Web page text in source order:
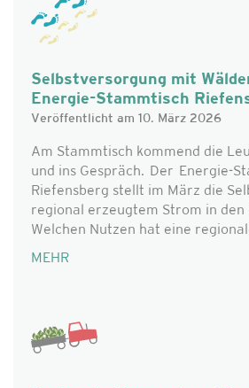
Selbstversorgung mit
Energie-Stammtisch
Veröffentlicht am 10. März 2026
Am Stammtisch kommend die
und ins Gespräch. Der Energie-
Riefensberg stellt im März die
regional erzeugtem Strom in
Welchen Nutzen hat eine
MEHR